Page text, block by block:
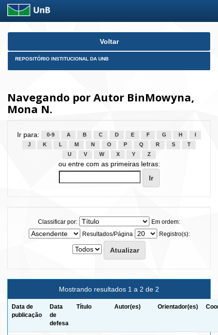
Skip
Voltar
REPOSITÓRIO INSTITUCIONAL DA UNB
Navegando por Autor BinMowyna,
Mona N.
Ir para: 0-9 A B C D E F G H
J
K L M N O P Q R S
T
U
V W X Y Z
ou entre com as primeiras letras:
Classificar por:
Em ordem:
Resultados/Página
Registro(s):
Mostrando resultados 1 a 2 de 2
Data de
publicação
Data
de
defesa
Título Autor(es) Orientador(es)